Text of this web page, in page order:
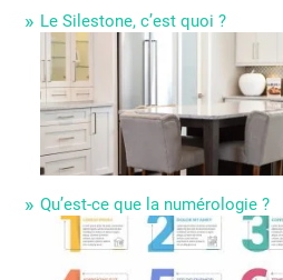
Le Silestone, c’est quoi ?
Qu’est-ce que la numérologie ?